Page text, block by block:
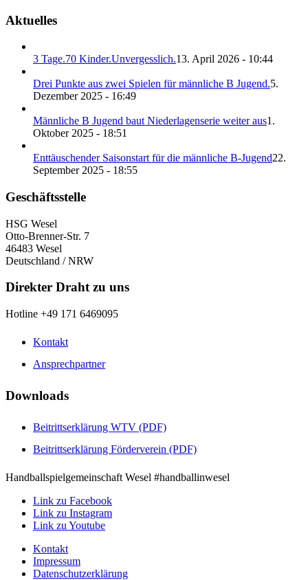
Aktuelles
3 Tage.70 Kinder.Unvergesslich.13. April 2026 - 10:44
Drei Punkte aus zwei Spielen für männliche B Jugend.5.
Dezember 2025 - 16:49
Männliche B Jugend baut Niederlagenserie weiter aus1.
Oktober 2025 - 18:51
Enttäuschender Saisonstart für die männliche B-Jugend22.
September 2025 - 18:55
Geschäftsstelle
HSG Wesel
Otto-Brenner-Str. 7
46483 Wesel
Deutschland / NRW
Direkter Draht zu uns
Hotline +49 171 6469095
Kontakt
Ansprechpartner
Downloads
Beitrittserklärung WTV (PDF)
Beitrittserklärung Förderverein (PDF)
Handballspielgemeinschaft Wesel #handballinwesel
Link zu Facebook
Link zu Instagram
Link zu Youtube
Kontakt
Impressum
Datenschutzerklärung